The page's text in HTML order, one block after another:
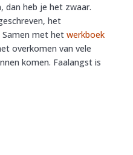
dan heb je het zwaar.
het
met het werkboek
overkomen van vele
komen. Faalangst is